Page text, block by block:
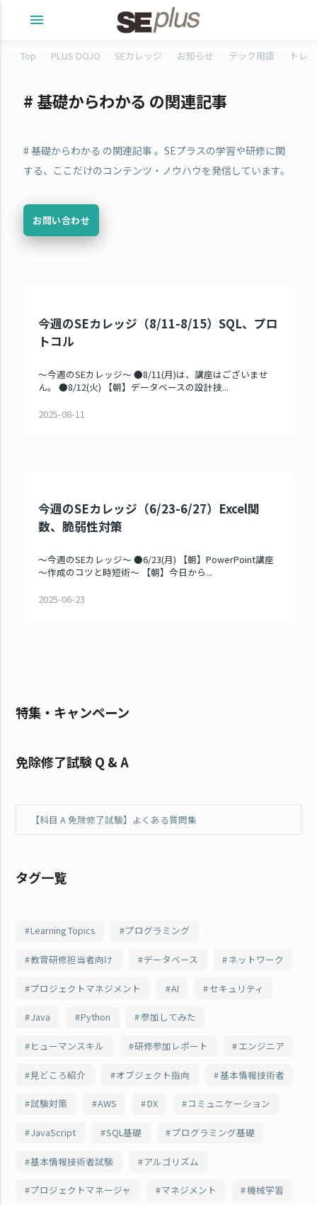
menu
Top PLUS DOJO SEカレッジ お知らせ テック用語 トレ
# 基礎からわかる の関連記事
# 基礎からわかる の関連記事 。SEプラスの学習や研修に関
する、ここだけのコンテンツ・ノウハウを発信しています。
お問い合わせ
今週のSEカレッジ（8/11-8/15）SQL、プロ
トコル
～今週のSEカレッジ～ ●8/11(月)は、講座はございませ
ん。 ●8/12(火) 【朝】データベースの設計技...
2025-08-11
今週のSEカレッジ（6/23-6/27）Excel関
数、脆弱性対策
～今週のSEカレッジ～ ●6/23(月) 【朝】PowerPoint講座
～作成のコツと時短術～ 【朝】今日から...
2025-06-23
特集・キャンペーン
免除修了試験 Q & A
【科目 A 免除修了試験】よくある質問集
タグ一覧
Learning Topics プログラミング
教育研修担当者向け データベース ネットワーク
プロジェクトマネジメント AI セキュリティ
Java Python 参加してみた
ヒューマンスキル 研修参加レポート エンジニア
見どころ紹介 オブジェクト指向 基本情報技術者
試験対策 AWS DX コミュニケーション
JavaScript SQL基礎 プログラミング基礎
基本情報技術者試験 アルゴリズム
プロジェクトマネージャ マネジメント 機械学習